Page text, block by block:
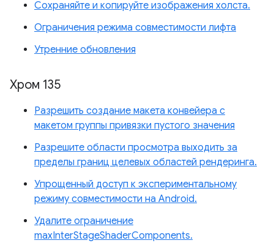
Сохраняйте и копируйте изображения холста.
Ограничения режима совместимости лифта
Утренние обновления
Хром 135
Разрешить создание макета конвейера с
макетом группы привязки пустого значения
Разрешите области просмотра выходить за
пределы границ целевых областей рендеринга.
Упрощенный доступ к экспериментальному
режиму совместимости на Android.
Удалите ограничение
maxInterStageShaderComponents.